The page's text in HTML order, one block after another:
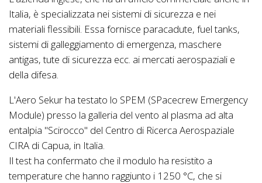
Italia, è specializzata nei sistemi di sicurezza e nei
materiali flessibili. Essa fornisce paracadute, fuel tanks,
sistemi di galleggiamento di emergenza, maschere
antigas, tute di sicurezza ecc. ai mercati aerospaziali e
della difesa.
L'Aero Sekur ha testato lo SPEM (SPacecrew Emergency
Module) presso la galleria del vento al plasma ad alta
entalpia "Scirocco" del Centro di Ricerca Aerospaziale
CIRA di Capua, in Italia.
Il test ha confermato che il modulo ha resistito a
temperature che hanno raggiunto i 1250 °C, che si